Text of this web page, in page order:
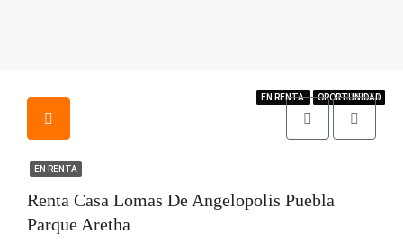
EN RENTA
Renta Casa Lomas De Angelopolis Puebla
Parque Aretha
EN VENTA OPORTUNIDAD
EN RENTA OPORTUNIDAD
EN VENTA
EN RENTA OPORTUNIDAD